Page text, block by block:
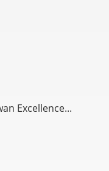
Excellence...